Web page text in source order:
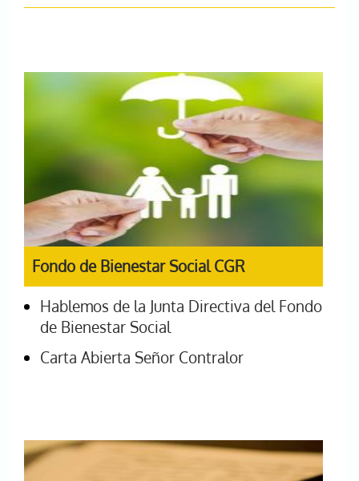
Fondo de Bienestar Social CGR
Hablemos de la Junta Directiva del Fondo
de Bienestar Social
Carta Abierta Señor Contralor